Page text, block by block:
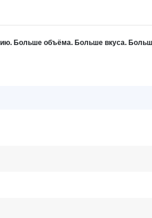
Больше объёма. Больше вкуса.